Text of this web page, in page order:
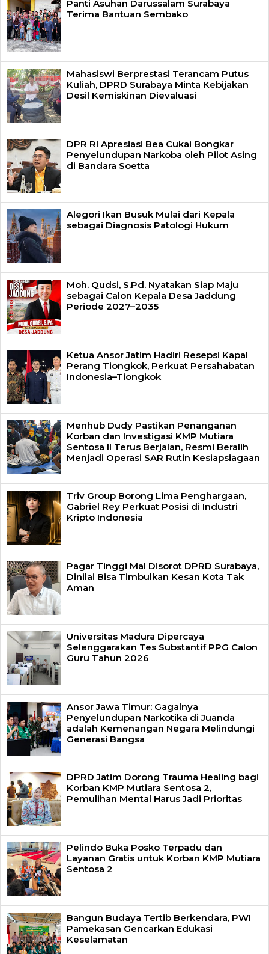
Panti Asuhan Darussalam Surabaya
Terima Bantuan Sembako
Mahasiswi Berprestasi Terancam Putus
Kuliah, DPRD Surabaya Minta Kebijakan
Desil Kemiskinan Dievaluasi
DPR RI Apresiasi Bea Cukai Bongkar
Penyelundupan Narkoba oleh Pilot Asing
di Bandara Soetta
Alegori Ikan Busuk Mulai dari Kepala
sebagai Diagnosis Patologi Hukum
Moh. Qudsi, S.Pd. Nyatakan Siap Maju
sebagai Calon Kepala Desa Jaddung
Periode 2027–2035
Ketua Ansor Jatim Hadiri Resepsi Kapal
Perang Tiongkok, Perkuat Persahabatan
Indonesia–Tiongkok
Menhub Dudy Pastikan Penanganan
Korban dan Investigasi KMP Mutiara
Sentosa II Terus Berjalan, Resmi Beralih
Menjadi Operasi SAR Rutin Kesiapsiagaan
Triv Group Borong Lima Penghargaan,
Gabriel Rey Perkuat Posisi di Industri
Kripto Indonesia
Pagar Tinggi Mal Disorot DPRD Surabaya,
Dinilai Bisa Timbulkan Kesan Kota Tak
Aman
Universitas Madura Dipercaya
Selenggarakan Tes Substantif PPG Calon
Guru Tahun 2026
Ansor Jawa Timur: Gagalnya
Penyelundupan Narkotika di Juanda
adalah Kemenangan Negara Melindungi
Generasi Bangsa
DPRD Jatim Dorong Trauma Healing bagi
Korban KMP Mutiara Sentosa 2,
Pemulihan Mental Harus Jadi Prioritas
Pelindo Buka Posko Terpadu dan
Layanan Gratis untuk Korban KMP Mutiara
Sentosa 2
Bangun Budaya Tertib Berkendara, PWI
Pamekasan Gencarkan Edukasi
Keselamatan